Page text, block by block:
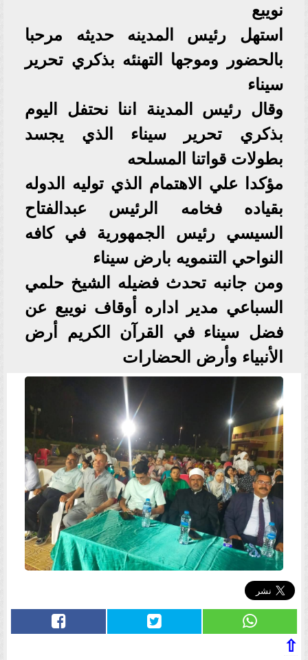
نويبع
استهل رئيس المدينه حديثه مرحبا
بالحضور وموجها التهنئه بذكري تحرير
سيناء
وقال رئيس المدينة اننا نحتفل اليوم
بذكري تحرير سيناء الذي يجسد
بطولات قواتنا المسلحه
مؤكدا علي الاهتمام الذي توليه الدوله
بقياده فخامه الرئيس عبدالفتاح
السيسي رئيس الجمهورية في كافه
النواحي التنمويه بارض سيناء
ومن جانبه تحدث فضيله الشيخ حلمي
السباعي مدير اداره أوقاف نويبع عن
فضل سيناء في القرآن الكريم أرض
الأنبياء وأرض الحضارات
⇧